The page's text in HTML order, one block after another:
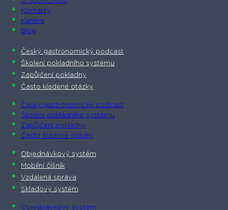
Kontakty
Kariéra
Blog
Český gastronomický podcast​
Školení pokladního systému
Zapůjčení pokladny
Často kladené otázky
Český gastronomický podcast​
Školení pokladního systému
Zapůjčení pokladny
Často kladené otázky
Objednávkový systém
Mobilní číšník
Vzdálená správa
Skladový systém
Objednávkový systém